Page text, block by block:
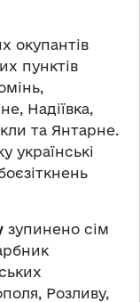
окупантів
пунктів
Надіївка,
та Янтарне.
українські
зупинено сім
Розливу,